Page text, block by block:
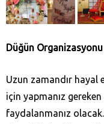
Düğün Organizasyonu
Uzun zamandır hayal
için yapmanız
faydalanmanız